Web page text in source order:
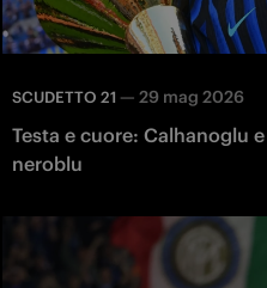
SCUDETTO 21 — 29 mag 2026
Testa e cuore: Calhanoglu
neroblu